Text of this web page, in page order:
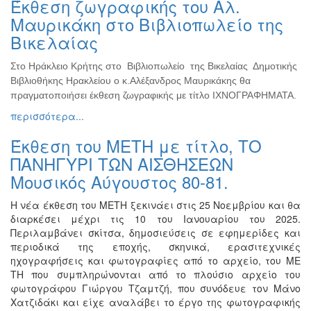
Ζωγραφική
Φωτογραφία
Τραγούδι
Μουσική
Κινηματογράφος
Χορός
Παζάρι
Ειδών
Συνέδρια
Ημερίδες
-
Διημερίδες
Σεμινάρια-
Διαλέξεις-
Ομιλίες
Έκθεση ζωγραφικής του Αλ.
Μαυρικάκη στο Βιβλιοπωλείο της
Βικελαίας
Στο Ηράκλειο Κρήτης στο Βιβλιοπωλείο της Βικελαίας Δημοτικής
Βιβλιοθήκης Ηρακλείου ο κ.Αλέξανδρος Μαυρικάκης θα
πραγματοποιήσει έκθεση ζωγραφικής με τίτλο ΙΧΝΟΓΡΑΦΗΜΑΤΑ.
περισσότερα...
Έκθεση του ΜΕΤΗ με τίτλο, ΤΟ
ΠΑΝΗΓΥΡΙ ΤΩΝ ΑΙΣΘΗΣΕΩΝ
Μουσικός Αύγουστος 80-81.
Η νέα έκθεση του ΜΕΤΗ ξεκινάει στις 25 Νοεμβρίου και θα
διαρκέσει μέχρι τις 10 του Ιανουαρίου του 2025.
Περιλαμβάνει σκίτσα, δημοσιεύσεις σε εφημερίδες και
περιοδικά της εποχής, σκηνικά, ερασιτεχνικές
ηχογραφήσεις και φωτογραφίες από το αρχείο, του ΜΕ
ΤΗ που συμπληρώνονται από το πλούσιο αρχείο του
φωτογράφου Γιώργου Τζαμτζή, που συνόδευε τον Μάνο
Χατζιδάκι και είχε αναλάβει το έργο της φωτογραφικής